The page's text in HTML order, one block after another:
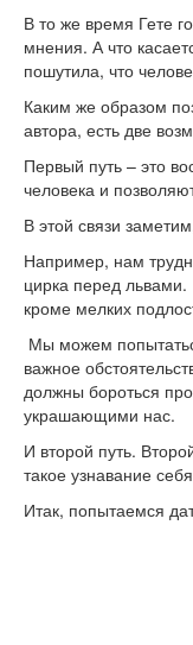
В то же время Гете
мнения. А что
пошутила, что
Каким же образом
автора, есть две
Первый путь – это
человека и
В этой связи
Например, нам
цирка перед львами.
кроме мелких
Мы можем
важное
должны бороться
украшающими нас.
И второй путь.
такое узнавание
Итак, попытаемся